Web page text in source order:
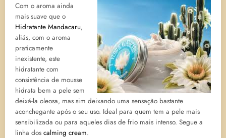
Com o aroma ainda
mais suave que o
Hidratante Mandacaru,
aliás, com o aroma
praticamente
inexistente, este
hidratante com
consistência de mousse
hidrata bem a pele sem
deixá-la oleosa, mas sim deixando uma sensação bastante
aconchegante após o seu uso. Ideal para quem tem a pele mais
sensibilizada ou para aqueles dias de frio mais intenso. Segue a
linha dos calming cream.